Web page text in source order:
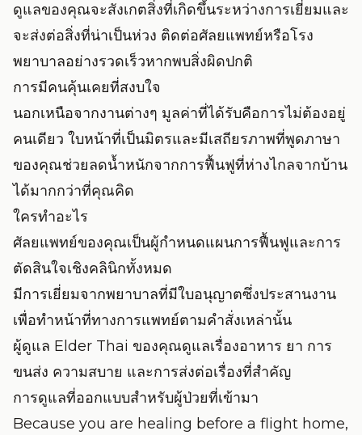
ดูแลของคุณจะสังเกตสิ่งที่เกิดขึ้นระหว่างการเยี่ยมและ
จะส่งต่อสิ่งที่น่าเป็นห่วง ติดต่อศัลยแพทย์หรือโรง
พยาบาลอย่างรวดเร็วหากพบสิ่งผิดปกติ
การมีคนคุ้นเคยที่สงบใจ
นอกเหนือจากงานต่างๆ มูลค่าที่ได้รับคือการไม่ต้องอยู่
คนเดียว ใบหน้าที่เป็นมิตรและมีเสถียรภาพที่พูดภาษา
ของคุณช่วยลดน้ำหนักจากการฟื้นฟูที่ห่างไกลจากบ้าน
ได้มากกว่าที่คุณคิด
ใครทำอะไร
ศัลยแพทย์ของคุณเป็นผู้กำหนดแผนการฟื้นฟูและการ
ตัดสินใจเชิงคลินิกทั้งหมด
มีการเยี่ยมจากพยาบาลที่มีใบอนุญาตซึ่งประสานงาน
เพื่อทำหน้าที่ทางการแพทย์ตามคำสั่งเหล่านั้น
ผู้ดูแล Elder Thai ของคุณดูแลเรื่องอาหาร ยา การ
ขนส่ง ความสบาย และการส่งต่อเรื่องที่สำคัญ
การดูแลที่ออกแบบสำหรับผู้ป่วยที่เข้ามา
Because you are healing before a flight home,